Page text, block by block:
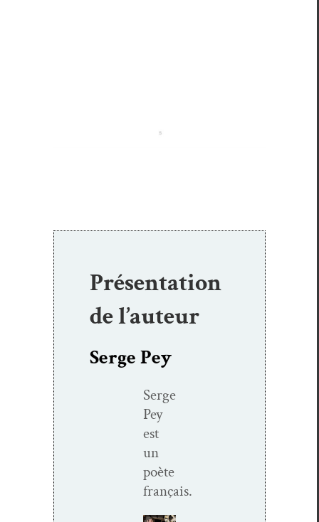
Présentation
de l’auteur
Serge Pey
Serge
Pey
est
un
poète
français.